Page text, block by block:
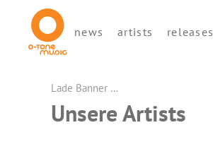
news artists releases
Lade Banner …
Unsere Artists